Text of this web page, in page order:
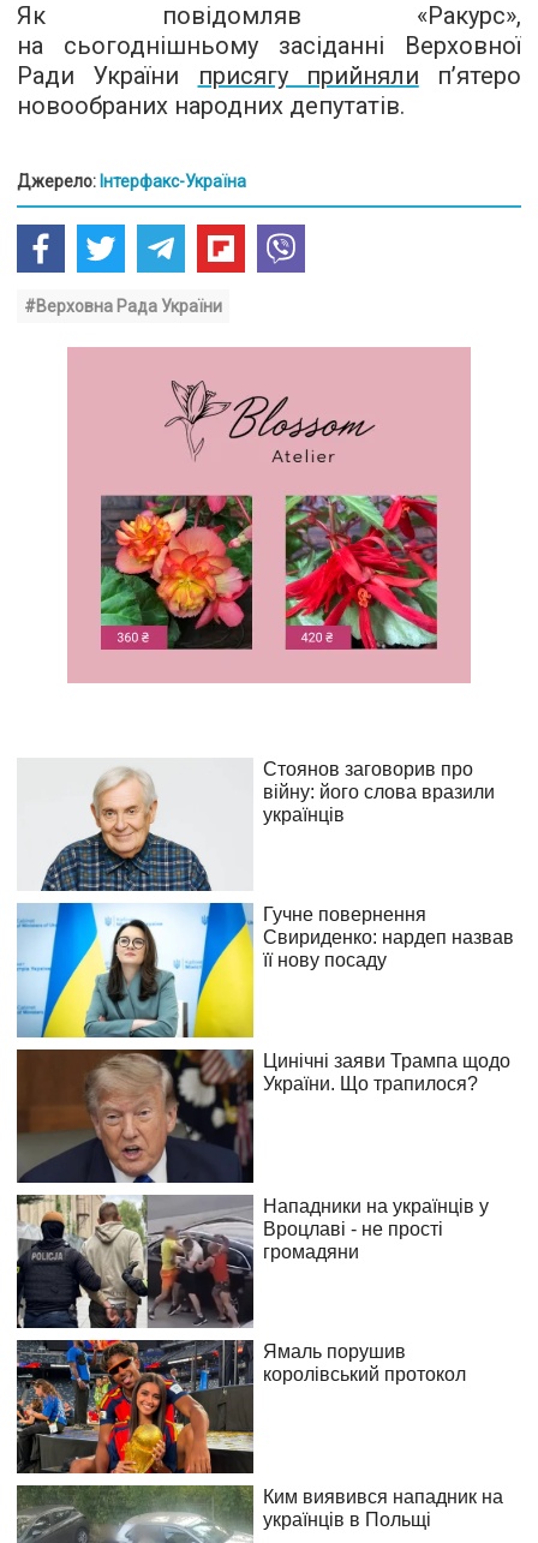
Як повідомляв «Ракурс»,
на сьогоднішньому засіданні Верховної
Ради України
присягу прийняли п’ятеро
новообраних народних депутатів.
Джерело: Інтерфакс-Україна
#Верховна Рада України